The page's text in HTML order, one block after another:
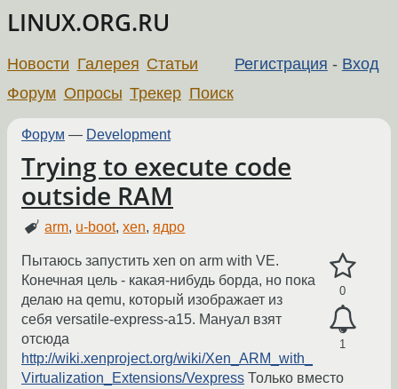
LINUX.ORG.RU
Регистрация - Вход
Новости Галерея Статьи
Форум Опросы Трекер Поиск
Форум — Development
Trying to execute code
outside RAM
arm, u-boot,xen,ядро
0
1
Пытаюсь запустить xen on arm with VE.
Конечная цель - какая-нибудь борда, но пока
делаю на qemu, который изображает из
себя versatile-express-a15. Мануал взят
отсюда
http://wiki.xenproject.org/wiki/Xen_ARM_with_
Virtualization_Extensions/Vexpress Только вместо